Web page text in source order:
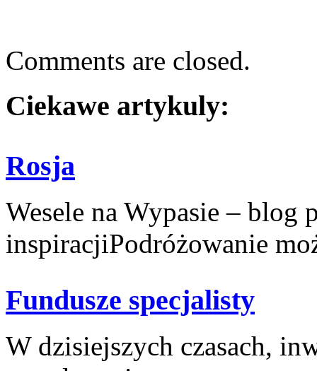
Comments are closed.
Ciekawe artykuly:
Rosja
Wesele na Wypasie – blog
inspiracjiPodróżowanie
Fundusze specjalisty
W dzisiejszych czasach,